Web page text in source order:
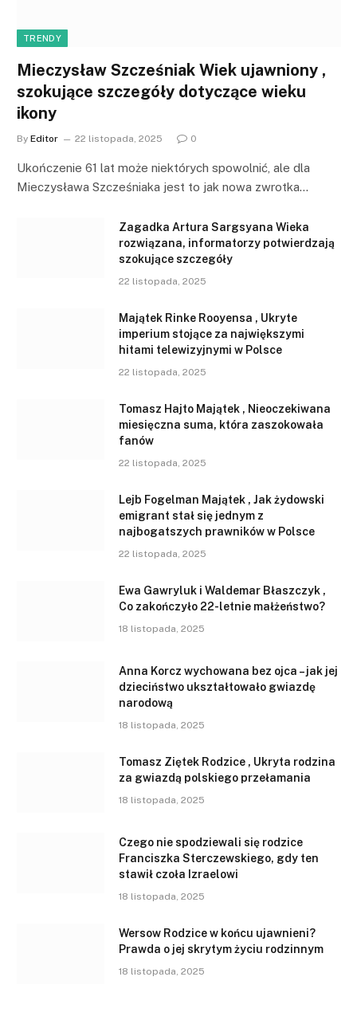
TRENDY
Mieczysław Szcześniak Wiek ujawniony ,
szokujące szczegóły dotyczące wieku
ikony
By Editor 22 listopada, 2025 0
Ukończenie 61 lat może niektórych spowolnić, ale dla
Mieczysława Szcześniaka jest to jak nowa zwrotka…
Zagadka Artura Sargsyana Wieka
rozwiązana, informatorzy potwierdzają
szokujące szczegóły
22 listopada, 2025
Majątek Rinke Rooyensa , Ukryte
imperium stojące za największymi
hitami telewizyjnymi w Polsce
22 listopada, 2025
Tomasz Hajto Majątek , Nieoczekiwana
miesięczna suma, która zaszokowała
fanów
22 listopada, 2025
Lejb Fogelman Majątek , Jak żydowski
emigrant stał się jednym z
najbogatszych prawników w Polsce
22 listopada, 2025
Ewa Gawryluk i Waldemar Błaszczyk ,
Co zakończyło 22-letnie małżeństwo?
18 listopada, 2025
Anna Korcz wychowana bez ojca – jak jej
dzieciństwo ukształtowało gwiazdę
narodową
18 listopada, 2025
Tomasz Ziętek Rodzice , Ukryta rodzina
za gwiazdą polskiego przełamania
18 listopada, 2025
Czego nie spodziewali się rodzice
Franciszka Sterczewskiego, gdy ten
stawił czoła Izraelowi
18 listopada, 2025
Wersow Rodzice w końcu ujawnieni?
Prawda o jej skrytym życiu rodzinnym
18 listopada, 2025